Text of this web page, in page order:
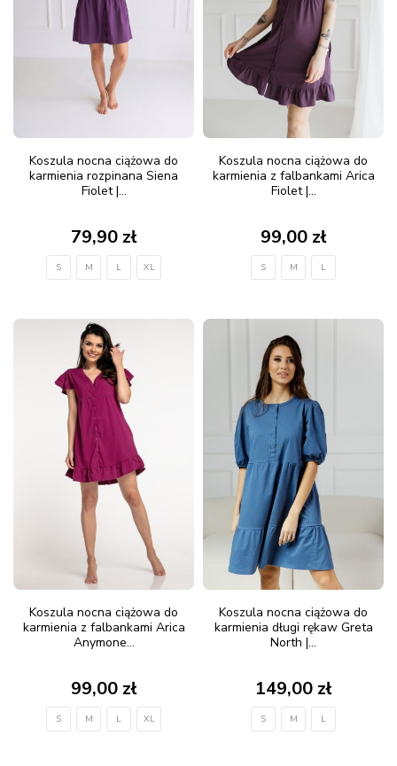
Koszula nocna ciążowa do
karmienia rozpinana Siena
Fiolet |...
79,90 zł
S M L XL
Koszula nocna ciążowa do
karmienia z falbankami Arica
Fiolet |...
99,00 zł
S M L
Koszula nocna ciążowa do
karmienia z falbankami Arica
Anymone...
99,00 zł
S M L XL
Koszula nocna ciążowa do
karmienia długi rękaw Greta
North |...
149,00 zł
S M L